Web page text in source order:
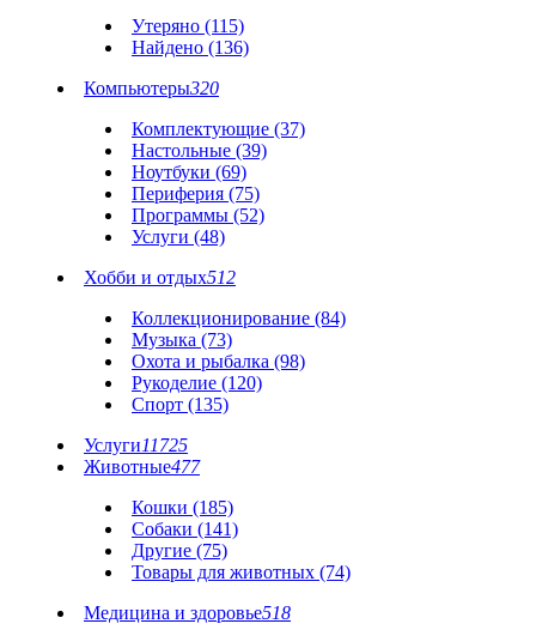
Утеряно (115)
Найдено (136)
Компьютеры320
Комплектующие (37)
Настольные (39)
Ноутбуки (69)
Периферия (75)
Программы (52)
Услуги (48)
Хобби и отдых512
Коллекционирование (84)
Музыка (73)
Охота и рыбалка (98)
Рукоделие (120)
Спорт (135)
Услуги11725
Животные477
Кошки (185)
Собаки (141)
Другие (75)
Товары для животных (74)
Медицина и здоровье518